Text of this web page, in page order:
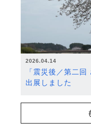
2026.04.14
「震災後／第二
出展しました